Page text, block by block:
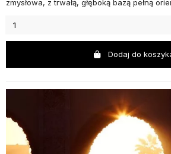
zmysłowa, z trwałą, głęboką bazą pełną
Dodaj do